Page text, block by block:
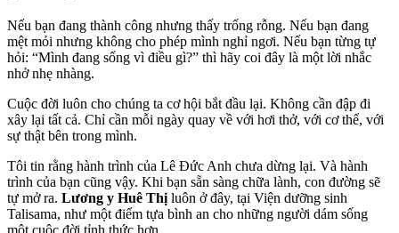
Nếu bạn đang thành công nhưng thấy trống rỗng. Nếu bạn đang
mệt mỏi nhưng không cho phép mình nghỉ ngơi. Nếu bạn từng tự
hỏi: “Mình đang sống vì điều gì?” thì hãy coi đây là một lời nhắc
nhở nhẹ nhàng.
Cuộc đời luôn cho chúng ta cơ hội bắt đầu lại. Không cần đập đi
xây lại tất cả. Chỉ cần mỗi ngày quay về với hơi thở, với cơ thể, với
sự thật bên trong mình.
Tôi tin rằng hành trình của Lê Đức Anh chưa dừng lại. Và hành
trình của bạn cũng vậy. Khi bạn sẵn sàng chữa lành, con đường sẽ
tự mở ra. Lương y Huê Thị luôn ở đây, tại Viện dưỡng sinh
Talisama, như một điểm tựa bình an cho những người dám sống
một cuộc đời tỉnh thức hơn.